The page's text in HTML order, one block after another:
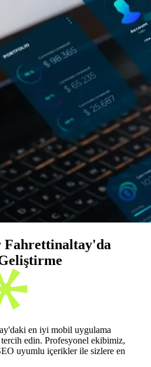
en iyi mobil uygulama
edin. Profesyonel ekibimiz,
uyumlu içerikler ile sizlere en